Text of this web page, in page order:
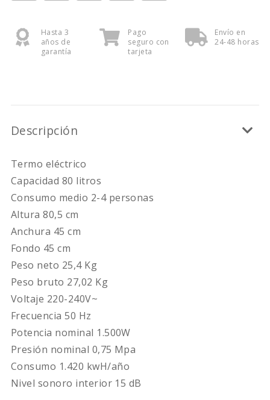
Hasta 3
años de
garantía
Pago
seguro con
tarjeta
Envío en
24-48 horas
Descripción
Termo eléctrico
Capacidad 80 litros
Consumo medio 2-4 personas
Altura 80,5 cm
Anchura 45 cm
Fondo 45 cm
Peso neto 25,4 Kg
Peso bruto 27,02 Kg
Voltaje 220-240V~
Frecuencia 50 Hz
Potencia nominal 1.500W
Presión nominal 0,75 Mpa
Consumo 1.420 kwH/año
Nivel sonoro interior 15 dB